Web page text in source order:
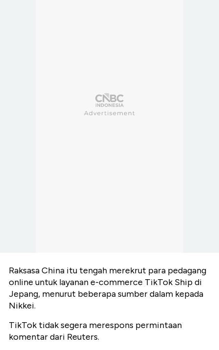
Raksasa China itu tengah merekrut para pedagang
online untuk layanan e-commerce TikTok Ship di
Jepang, menurut beberapa sumber dalam kepada
Nikkei.
TikTok tidak segera merespons permintaan
komentar dari Reuters.